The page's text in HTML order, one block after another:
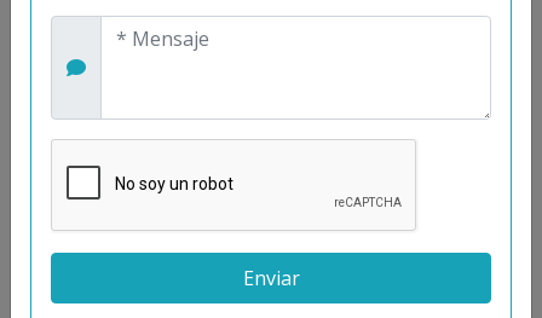
Prieto, Antonio
Mora
Gutiérrez, José
PUBLICACIONES
Moreno